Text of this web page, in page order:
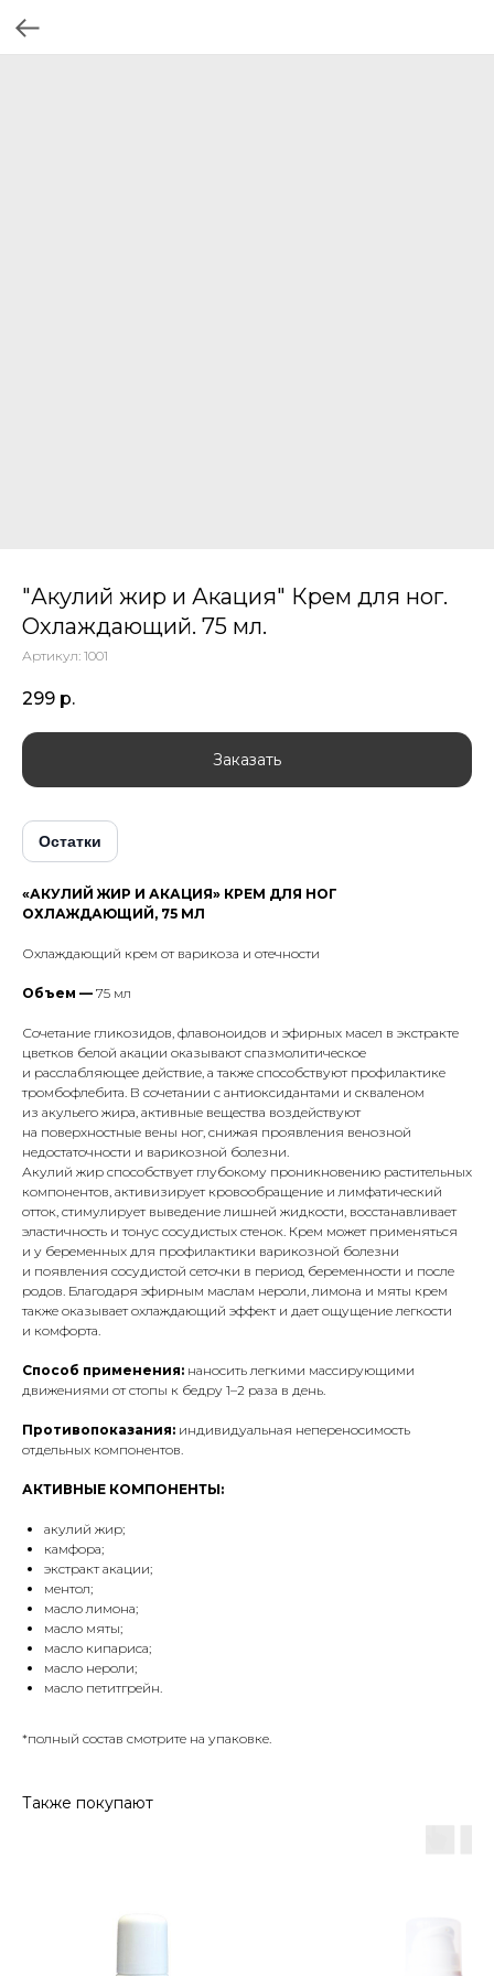
"Акулий жир и Акация" Крем для ног.
Охлаждающий. 75 мл.
Артикул: 1001
299 р.
Заказать
Остатки
«АКУЛИЙ ЖИР И АКАЦИЯ» КРЕМ ДЛЯ НОГ
ОХЛАЖДАЮЩИЙ, 75 МЛ
Охлаждающий крем от варикоза и отечности
Объем — 75 мл
Сочетание гликозидов, флавоноидов и эфирных масел в экстракте
цветков белой акации оказывают спазмолитическое
и расслабляющее действие, а также способствуют профилактике
тромбофлебита. В сочетании с антиоксидантами и скваленом
из акульего жира, активные вещества воздействуют
на поверхностные вены ног, снижая проявления венозной
недостаточности и варикозной болезни.
Акулий жир способствует глубокому проникновению растительных
компонентов, активизирует кровообращение и лимфатический
отток, стимулирует выведение лишней жидкости, восстанавливает
эластичность и тонус сосудистых стенок. Крем может применяться
и у беременных для профилактики варикозной болезни
и появления сосудистой сеточки в период беременности и после
родов. Благодаря эфирным маслам нероли, лимона и мяты крем
также оказывает охлаждающий эффект и дает ощущение легкости
и комфорта.
Способ применения: наносить легкими массирующими
движениями от стопы к бедру 1–2 раза в день.
Противопоказания: индивидуальная непереносимость
отдельных компонентов.
АКТИВНЫЕ КОМПОНЕНТЫ:
акулий жир;
камфора;
экстракт акации;
ментол;
масло лимона;
масло мяты;
масло кипариса;
масло нероли;
масло петитгрейн.
*полный состав смотрите на упаковке.
Также покупают